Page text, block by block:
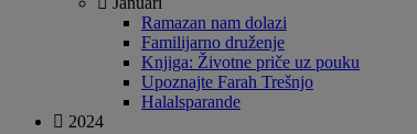
Ramazan nam dolazi
Familijarno druženje
Knjiga: Životne priče uz pouku
Upoznajte Farah Trešnjo
Halalsparande
2024